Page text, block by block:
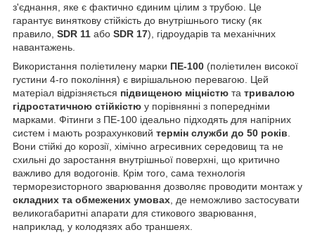
з'єднання, яке є фактично єдиним цілим з трубою. Це
гарантує виняткову стійкість до внутрішнього тиску (як
правило, SDR 11 або SDR 17), гідроударів та механічних
навантажень.
Використання поліетилену марки ПЕ-100 (поліетилен високої
густини 4-го покоління) є вирішальною перевагою. Цей
матеріал відрізняється підвищеною міцністю та тривалою
гідростатичною стійкістю у порівнянні з попередніми
марками. Фітинги з ПЕ-100 ідеально підходять для напірних
систем і мають розрахунковий термін служби до 50 років
Вони стійкі до корозії, хімічно агресивних середовищ та не
схильні до заростання внутрішньої поверхні, що критично
важливо для водогонів. Крім того, сама технологія
терморезисторного зварювання дозволяє проводити монтаж у
складних та обмежених умовах , де неможливо застосувати
великогабаритні апарати для стикового зварювання,
наприклад, у колодязях або траншеях.